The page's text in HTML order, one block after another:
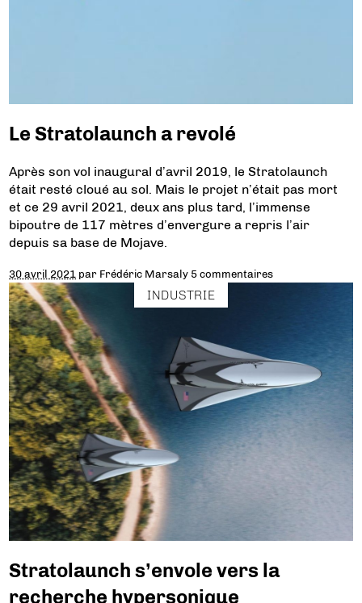
Le Stratolaunch a revolé
Après son vol inaugural d’avril 2019, le Stratolaunch
était resté cloué au sol. Mais le projet n’était pas mort
et ce 29 avril 2021, deux ans plus tard, l’immense
bipoutre de 117 mètres d’envergure a repris l’air
depuis sa base de Mojave.
30 avril 2021 par Frédéric Marsaly 5 commentaires
INDUSTRIE
Stratolaunch s’envole vers la
recherche hypersonique